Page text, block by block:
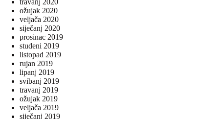
ožujak 2020
veljača 2020
siječanj 2020
prosinac 2019
studeni 2019
listopad 2019
rujan 2019
lipanj 2019
svibanj 2019
travanj 2019
ožujak 2019
veljača 2019
siječanj 2019